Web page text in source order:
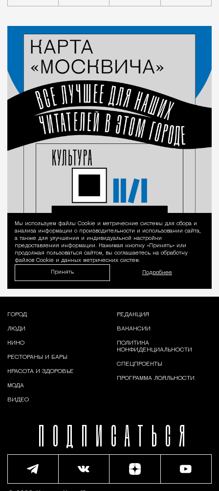
Уведомление
Мы используем файлы Сookie и метрические системы для сбора и
анализа информации о производительности и использовании сайта,
а также для улучшения и индивидуальной настройки
предоставления информации. Нажимая кнопку «Принять» или
продолжая пользоваться сайтом, вы соглашаетесь на обработку
файлов Cookie и данных метрических систем.
Принять Подробнее
ПОДПИСАТЬСЯ
ГОРОД
ЛЮДИ
КИНО
РЕСТОРАНЫ И БАРЫ
КРАСОТА И ЗДОРОВЬЕ
МОДА
ВИДЕО
РЕДАКЦИЯ
ВАКАНСИИ
ПОЛИТИКА
КОНФИДЕНЦИАЛЬНОСТИ
СПЕЦПРОЕКТЫ
ПРОГРАММА ЛОЯЛЬНОСТИ